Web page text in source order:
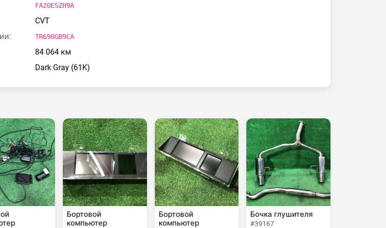
FA20ESZH9A
CVT
TR690GB9CA
84 064 км
Dark Gray (61K)
Бортовой
компьютер
Бортовой
компьютер
Бочка глушителя
#39167